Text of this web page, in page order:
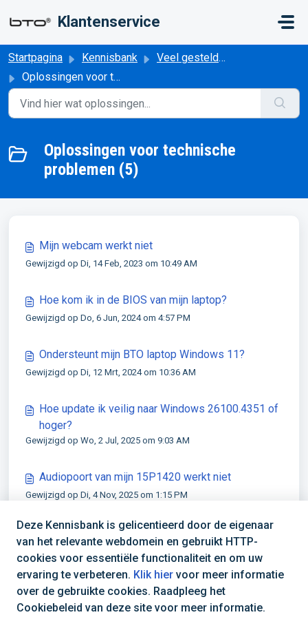
Klantenservice
Startpagina Kennisbank
Veel gestelde vragen en oplossingen
Oplossingen voor technische problemen
Oplossingen voor technische
problemen (5)
Mijn webcam werkt niet
Gewijzigd op Di, 14 Feb, 2023 om 10:49 AM
Hoe kom ik in de BIOS van mijn laptop?
Gewijzigd op Do, 6 Jun, 2024 om 4:57 PM
Ondersteunt mijn BTO laptop Windows 11?
Gewijzigd op Di, 12 Mrt, 2024 om 10:36 AM
Hoe update ik veilig naar Windows 26100.4351 of
hoger?
Gewijzigd op Wo, 2 Jul, 2025 om 9:03 AM
Audiopoort van mijn 15P1420 werkt niet
Gewijzigd op Di, 4 Nov, 2025 om 1:15 PM
(+31) 030 688 0808
Deze Kennisbank is gelicentieerd door de eigenaar
van het relevante webdomein en gebruikt HTTP-
cookies voor essentiële functionaliteit en om uw
ervaring te verbeteren. Klik hier voor meer informatie
over de gebruikte cookies. Raadpleeg het
Cookiebeleid van deze site voor meer informatie.